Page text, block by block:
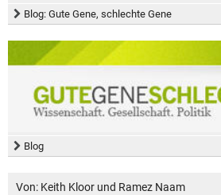
Blog: Gute Gene, schlechte Gene
Blog
Von: Keith Kloor und Ramez Naam